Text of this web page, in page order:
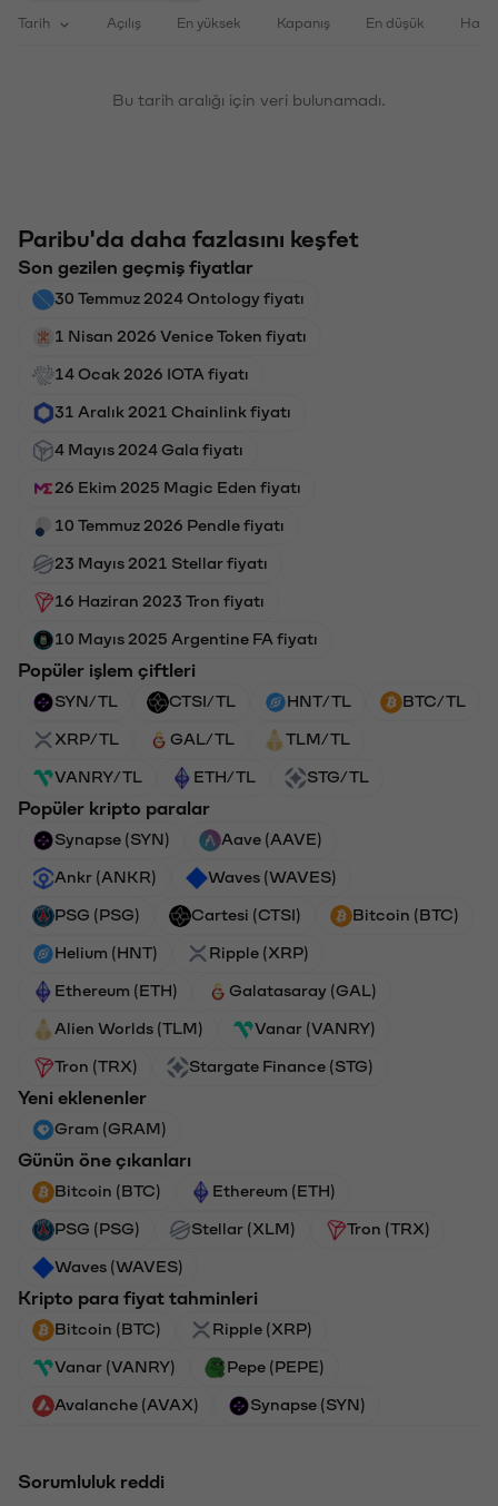
Tarih Açılış En yüksek Kapanış En düşük
Bu tarih aralığı için veri bulunamadı.
Paribu'da daha fazlasını keşfet
Son gezilen geçmiş fiyatlar
30 Temmuz 2024 Ontology fiyatı
1 Nisan 2026 Venice Token fiyatı
14 Ocak 2026 IOTA fiyatı
31 Aralık 2021 Chainlink fiyatı
4 Mayıs 2024 Gala fiyatı
26 Ekim 2025 Magic Eden fiyatı
10 Temmuz 2026 Pendle fiyatı
23 Mayıs 2021 Stellar fiyatı
16 Haziran 2023 Tron fiyatı
10 Mayıs 2025 Argentine FA fiyatı
Popüler işlem çiftleri
SYN/TL CTSI/TL HNT/TL BTC/TL
XRP/TL GAL/TL TLM/TL
VANRY/TL ETH/TL STG/TL
Popüler kripto paralar
Synapse (SYN) Aave (AAVE)
Ankr (ANKR) Waves (WAVES)
PSG (PSG) Cartesi (CTSI) Bitcoin (BTC)
Helium (HNT) Ripple (XRP)
Ethereum (ETH) Galatasaray (GAL)
Alien Worlds (TLM) Vanar (VANRY)
Tron (TRX) Stargate Finance (STG)
Yeni eklenenler
Gram (GRAM)
Günün öne çıkanları
Bitcoin (BTC) Ethereum (ETH)
PSG (PSG) Stellar (XLM) Tron (TRX)
Waves (WAVES)
Kripto para fiyat tahminleri
Bitcoin (BTC) Ripple (XRP)
Vanar (VANRY) Pepe (PEPE)
Avalanche (AVAX) Synapse (SYN)
Sorumluluk reddi